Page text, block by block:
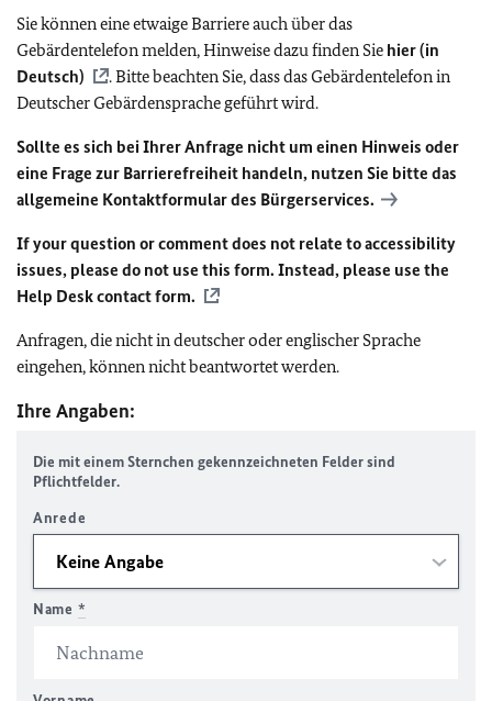
Sie können eine etwaige Barriere auch über das
Gebärdentelefon melden, Hinweise dazu finden Sie hier (in
Deutsch)
. Bitte beachten Sie, dass das Gebärdentelefon in
Deutscher Gebärdensprache geführt wird.
Sollte es sich bei Ihrer Anfrage nicht um einen Hinweis oder
eine Frage zur Barrierefreiheit handeln, nutzen Sie bitte das
allgemeine Kontaktformular des Bürgerservices.
If your question or comment does not relate to accessibility
issues, please do not use this form. Instead, please use the
Help Desk contact form.
Anfragen, die nicht in deutscher oder englischer Sprache
eingehen, können nicht beantwortet werden.
Ihre Angaben:
Die mit einem Sternchen gekennzeichneten Felder sind
Pflichtfelder.
Anrede
Name *